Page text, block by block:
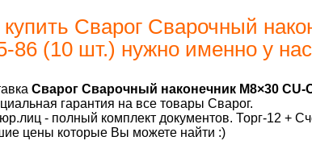
Сварог Сварочный
86 (10 шт.) нужно именно у
Сварог Сварочный наконечник M8×30 CU-
гарантия на все товары Сварог.
- полный комплект документов. Торг-12 +
цены которые Вы можете найти :)